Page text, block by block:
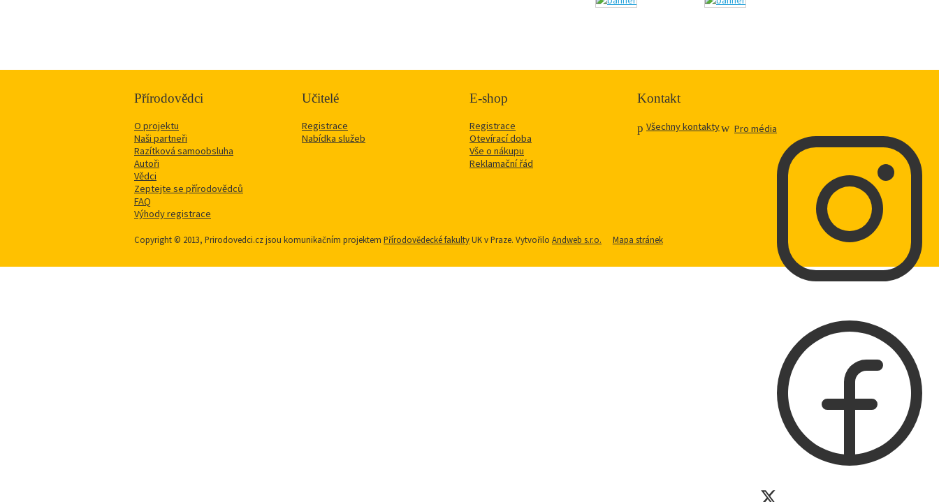
Přírodovědci
O projektu
Naši partneři
Razítková samoobsluha
Autoři
Vědci
Zeptejte se přírodovědců
FAQ
Výhody registrace
Učitelé
Registrace
Nabídka služeb
E-shop
Registrace
Otevírací doba
Vše o nákupu
Reklamační řád
Kontakt
Všechny kontakty Pro média
Copyright © 2013, Prirodovedci.cz jsou komunikačním projektem Přírodovědecké fakultyUK v Praze. Vytvořilo Andweb s.r.o. Mapa stránek